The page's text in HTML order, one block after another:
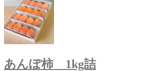
あんぽ柿 1kg詰